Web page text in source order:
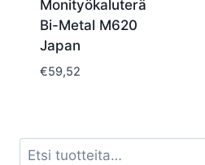
Monityökaluterä
Bi-Metal M620
Japan
€59,52
Etsi: